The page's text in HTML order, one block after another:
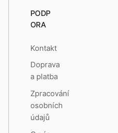
PODP
ORA
Kontakt
Doprava
a platba
Zpracování
osobních
údajů